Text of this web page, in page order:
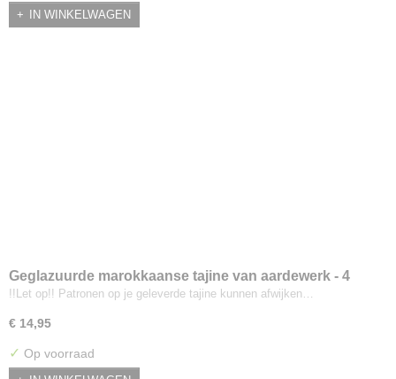
IN WINKELWAGEN
Geglazuurde marokkaanse tajine van aardewerk - 4
persoons
!!Let op!! Patronen op je geleverde tajine kunnen afwijken…
€ 14,95
✓ Op voorraad